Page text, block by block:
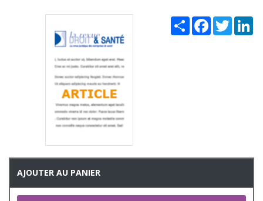
Share Facebook
Twitter
AJOUTER AU PANIER